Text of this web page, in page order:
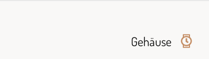
Gehäuse